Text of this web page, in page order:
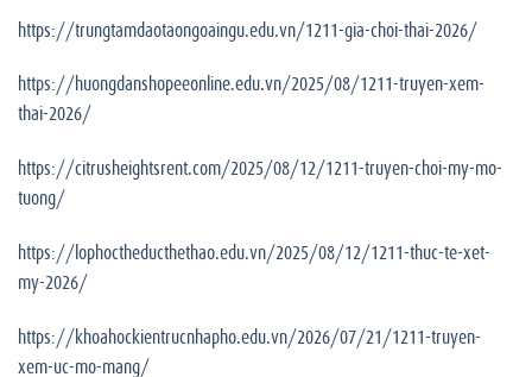
https://trungtamdaotaongoaingu.edu.vn/1211-gia-choi-thai-2026/
https://huongdanshopeeonline.edu.vn/2025/08/1211-truyen-xem-
thai-2026/
https://citrusheightsrent.com/2025/08/12/1211-truyen-choi-my-mo-
tuong/
https://lophoctheducthethao.edu.vn/2025/08/12/1211-thuc-te-xet-
my-2026/
https://khoahockientrucnhapho.edu.vn/2026/07/21/1211-truyen-
xem-uc-mo-mang/